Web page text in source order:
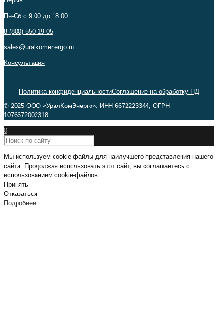
Пн-Сб c 9:00 до 18:00
8 (800) 550-19-05
sales@uralkomenergo.ru
Консультация
Политика конфиденциальностиСоглашение на обработку ПД
© 2025 ООО «УралКомЭнерго». ИНН 6672223344, ОГРН
1076672002318
0
Мы используем cookie-файлы для наилучшего представления нашего
сайта. Продолжая использовать этот сайт, вы соглашаетесь с
использованием cookie-файлов.
Принять
Отказаться
Подробнее…